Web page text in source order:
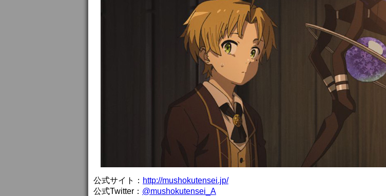
公式サイト： http://mushokutensei.jp/
公式Twitter： @mushokutensei_A